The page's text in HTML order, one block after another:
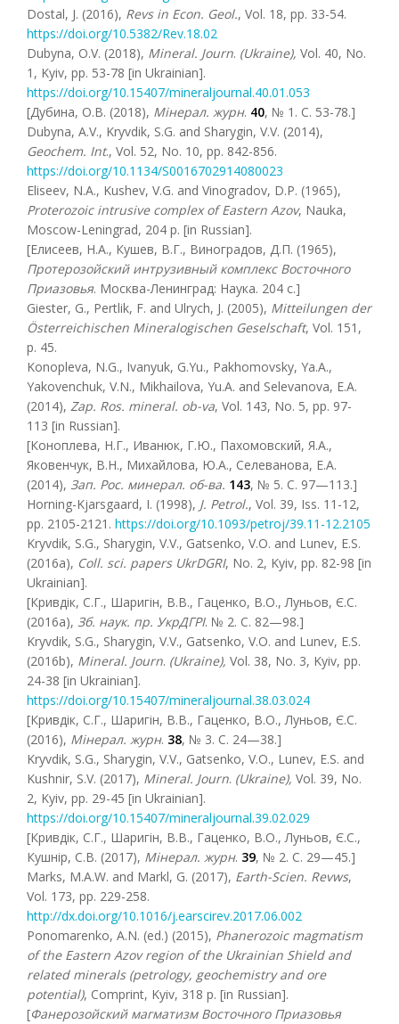
Dostal, J. (2016), Revs in Econ. Geol., Vol. 18, pp. 33-54.
https://doi.org/10.5382/Rev.18.02
Dubyna, O.V. (2018), Mineral. Journ. (Ukraine), Vol. 40, No.
1, Kyiv, pp. 53-78 [in Ukrainian].
https://doi.org/10.15407/mineraljournal.40.01.053
[Дубина, О.В. (2018), Мінерал. журн. 40, № 1. С. 53-78.]
Dubyna, A.V., Kryvdik, S.G. and Sharygin, V.V. (2014),
Geochem. Int., Vol. 52, No. 10, pp. 842-856.
https://doi.org/10.1134/S0016702914080023
Eliseev, N.A., Kushev, V.G. and Vinogradov, D.P. (1965),
Proterozoic intrusive complex of Eastern Azov, Nauka,
Moscow-Leningrad, 204 p. [in Russian].
[Елисеев, Н.А., Кушев, В.Г., Виноградов, Д.П. (1965),
Протерозойский интрузивный комплекс Восточного
Приазовья. Москва-Ленинград: Наука. 204 с.]
Giester, G., Pertlik, F. and Ulrych, J. (2005), Mitteilungen der
Österreichischen Mineralogischen Geselschaft, Vol. 151,
p. 45.
Konopleva, N.G., Ivanyuk, G.Yu., Pakhomovsky, Ya.A.,
Yakovenchuk, V.N., Mikhailova, Yu.A. and Selevanova, E.A.
(2014), Zap. Ros. mineral. ob-va, Vol. 143, No. 5, pp. 97-
113 [in Russian].
[Коноплева, Н.Г., Иванюк, Г.Ю., Пахомовский, Я.А.,
Яковенчук, В.Н., Михайлова, Ю.А., Селеванова, Е.А.
(2014), Зап. Рос. минерал. об-ва. 143, № 5. С. 97—113.]
Horning-Kjarsgaard, I. (1998), J. Petrol., Vol. 39, Iss. 11-12,
pp. 2105-2121. https://doi.org/10.1093/petroj/39.11-12.2105
Kryvdik, S.G., Sharygin, V.V., Gatsenko, V.O. and Lunev, E.S.
(2016a), Coll. sci. papers UkrDGRI, No. 2, Kyiv, pp. 82-98 [in
Ukrainian].
[Кривдік, С.Г., Шаригін, В.В., Гаценко, В.О., Луньов, Є.С.
(2016a), Зб. наук. пр. УкрДГРІ. № 2. С. 82—98.]
Krуvdik, S.G., Sharygin, V.V., Gatsenko, V.O. and Lunev, E.S.
(2016b), Mineral. Journ. (Ukraine), Vol. 38, No. 3, Kyiv, pp.
24-38 [in Ukrainian].
https://doi.org/10.15407/mineraljournal.38.03.024
[Кривдік, С.Г., Шаригін, В.В., Гаценко, В.О., Луньов, Є.С.
(2016), Мінерал. журн. 38, № 3. С. 24—38.]
Kryvdik, S.G., Sharygin, V.V., Gatsenko, V.O., Lunev, E.S. and
Kushnir, S.V. (2017), Mineral. Journ. (Ukraine), Vol. 39, No.
2, Kyiv, pp. 29-45 [in Ukrainian].
https://doi.org/10.15407/mineraljournal.39.02.029
[Кривдік, С.Г., Шаригін, В.В., Гаценко, В.О., Луньов, Є.С.,
Кушнір, С.В. (2017), Мінерал. журн. 39, № 2. С. 29—45.]
Marks, M.A.W. and Markl, G. (2017), Earth-Scien. Revws,
Vol. 173, pp. 229-258.
http://dx.doi.org/10.1016/j.earscirev.2017.06.002
Ponomarenko, A.N. (ed.) (2015), Phanerozoic magmatism
of the Eastern Azov region of the Ukrainian Shield and
related minerals (petrology, geochemistry and ore
potential), Comprint, Kyiv, 318 p. [in Russian].
[Фанерозойский магматизм Восточного Приазовья